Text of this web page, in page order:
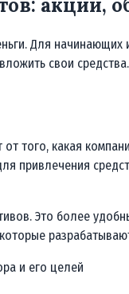
Для
свои
того, какая
привлечения
Это более
и его целей